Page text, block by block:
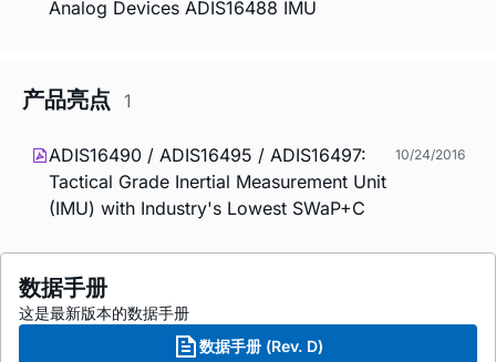
Analog Devices ADIS16488 IMU
产品亮点 1
ADIS16490 / ADIS16495 / ADIS16497:
Tactical Grade Inertial Measurement Unit
(IMU) with Industry's Lowest SWaP+C
10/24/2016
数据手册
这是最新版本的数据手册
数据手册 (Rev. D)